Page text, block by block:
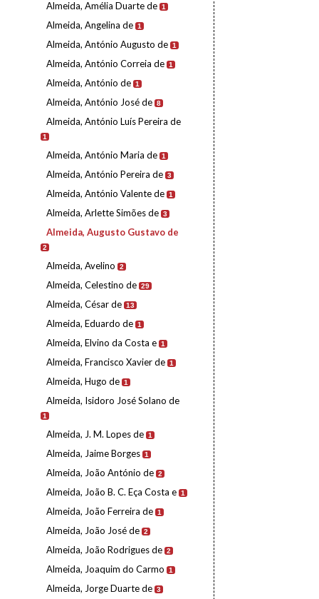
Almeida, Amélia Duarte de 1
Almeida, Angelina de 1
Almeida, António Augusto de 1
Almeida, António Correia de 1
Almeida, António de 1
Almeida, António José de 8
Almeida, António Luís Pereira de
1
Almeida, António Maria de 1
Almeida, António Pereira de 3
Almeida, António Valente de 1
Almeida, Arlette Simões de 3
Almeida, Augusto Gustavo de
2
Almeida, Avelino 2
Almeida, Celestino de 29
Almeida, César de 13
Almeida, Eduardo de 1
Almeida, Elvino da Costa e 1
Almeida, Francisco Xavier de 1
Almeida, Hugo de 1
Almeida, Isidoro José Solano de
1
Almeida, J. M. Lopes de 1
Almeida, Jaime Borges 1
Almeida, João António de 2
Almeida, João B. C. Eça Costa e 1
Almeida, João Ferreira de 1
Almeida, João José de 2
Almeida, João Rodrigues de 2
Almeida, Joaquim do Carmo 1
Almeida, Jorge Duarte de 3